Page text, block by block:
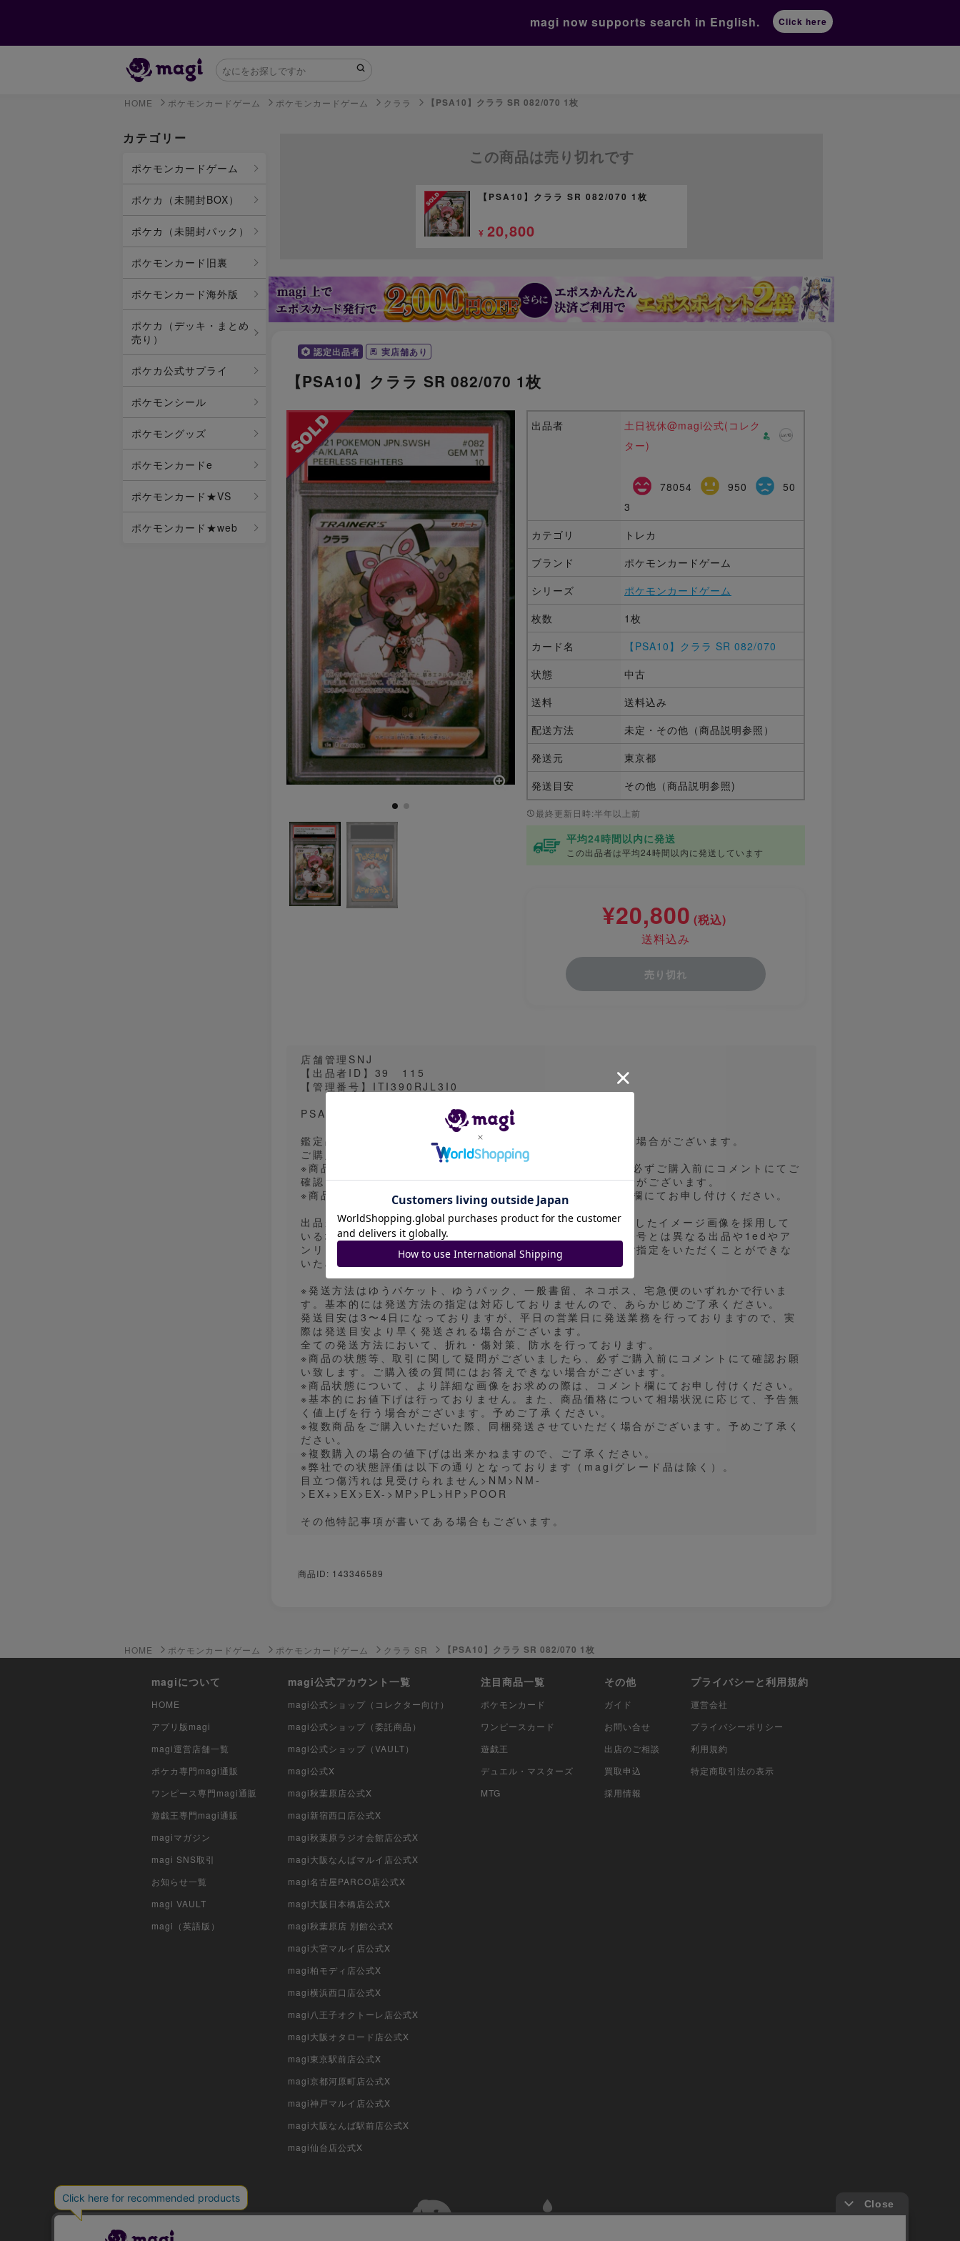
magi now supports search in English. Click here
HOME ポケモンカードゲーム ポケモンカードゲーム クララ 【PSA10】クララ SR 082/070 1枚
カテゴリー
ポケモンカードゲーム
ポケカ（未開封BOX）
ポケカ（未開封パック）
ポケモンカード旧裏
ポケモンカード海外版
ポケカ（デッキ・まとめ
売り）
ポケカ公式サプライ
ポケモンシール
ポケモングッズ
ポケモンカードe
ポケモンカード★VS
ポケモンカード★web
この商品は売り切れです
【PSA10】クララ SR 082/070 1枚
¥ 20,800
認定出品者 実店舗あり
【PSA10】クララ SR 082/070 1枚
出品者
土日祝休@magi公式(コレク
ター)
78054 950
50
3
カテゴリ
トレカ
ブランド
ポケモンカードゲーム
シリーズ
ポケモンカードゲーム
枚数
1枚
カード名
【PSA10】クララ SR 082/070
状態
中古
送料
送料込み
配送方法
未定・その他（商品説明参照）
発送元
東京都
発送目安
その他（商品説明参照)
最終更新日時:半年以上前
平均24時間以内に発送
この出品者は平均24時間以内に発送しています
¥20,800 (税込)
送料込み
売り切れ
店舗管理SNJ
【出品者ID】39 115
【管理番号】ITI390RJL3I0
PSA10
鑑定品については白欠けや汚れ、ケースの傷等が見受けられる場合がございます。
ご購入した段階で同意したものといたします。
※商品の状態及び取引に関してご不明な点がございましたら、必ずご購入前にコメントにてご
確認をお願いします。ご購入後の質問にはご対応しかねる場合がございます。
※商品状態について、より詳細な画像をお求めの際はコメント欄にてお申し付けください。
出品がPSAやBGSの場合、magiアプリのカタログ画像を使用したイメージ画像を採用して
いる場合があります。画像表面の一枚の出品時は実物の鑑定番号とは異なる出品や1edやア
ンリミなどのバージョン違いとなる場合があります。細かなご指定をいただくことができな
いため予めご了承ください。
※発送方法はゆうパケット、ゆうパック、一般書留、ネコポス、宅急便のいずれかで行いま
す。基本的には発送方法の指定は対応しておりませんので、あらかじめご了承ください。
発送目安は3〜4日になっておりますが、平日の営業日に発送業務を行っておりますので、実
際は発送目安より早く発送される場合がございます。
全ての発送方法において、折れ・傷対策、防水を行っております。
※商品の状態等、取引に関して疑問がございましたら、必ずご購入前にコメントにて確認お願
い致します。ご購入後の質問にはお答えできない場合がございます。
※商品状態について、より詳細な画像をお求めの際は、コメント欄にてお申し付けください。
※基本的にお値下げは行っておりません。また、商品価格について相場状況に応じて、予告無
く値上げを行う場合がございます。予めご了承ください。
※複数商品をご購入いただいた際、同梱発送させていただく場合がございます。予めご了承く
ださい。
※複数購入の場合の値下げは出来かねますので、ご了承ください。
※弊社での状態評価は以下の通りとなっております（magiグレード品は除く）。
目立つ傷汚れは見受けられません>NM>NM-
>EX+>EX>EX->MP>PL>HP>POOR
その他特記事項が書いてある場合もございます。
商品ID: 143346589
HOME ポケモンカードゲーム ポケモンカードゲーム クララ SR 【PSA10】クララ SR 082/070 1枚
magiについて
HOME
アプリ版magi
magi運営店舗一覧
ポケカ専門magi通販
ワンピース専門magi通販
遊戯王専門magi通販
magiマガジン
magi SNS取引
お知らせ一覧
magi VAULT
magi（英語版）
magi公式アカウント一覧
magi公式ショップ（コレクター向け）
magi公式ショップ（委託商品）
magi公式ショップ（VAULT）
magi公式X
magi秋葉原店公式X
magi新宿西口店公式X
magi秋葉原ラジオ会館店公式X
magi大阪なんばマルイ店公式X
magi名古屋PARCO店公式X
magi大阪日本橋店公式X
magi秋葉原店 別館公式X
magi大宮マルイ店公式X
magi柏モディ店公式X
magi横浜西口店公式X
magi八王子オクトーレ店公式X
magi大阪オタロード店公式X
magi東京駅前店公式X
magi京都河原町店公式X
magi神戸マルイ店公式X
magi大阪なんば駅前店公式X
magi仙台店公式X
注目商品一覧
ポケモンカード
ワンピースカード
遊戯王
デュエル・マスターズ
MTG
その他
ガイド
お問い合せ
出店のご相談
買取申込
採用情報
プライバシーと利用規約
運営会社
プライバシーポリシー
利用規約
特定商取引法の表示